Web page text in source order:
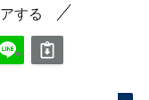
する